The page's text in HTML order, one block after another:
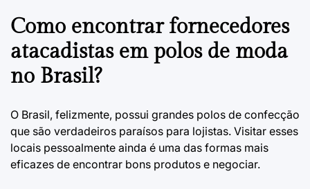
Como encontrar fornecedores
atacadistas em polos de moda
no Brasil?
O Brasil, felizmente, possui grandes polos de confecção
que são verdadeiros paraísos para lojistas. Visitar esses
locais pessoalmente ainda é uma das formas mais
eficazes de encontrar bons produtos e negociar.